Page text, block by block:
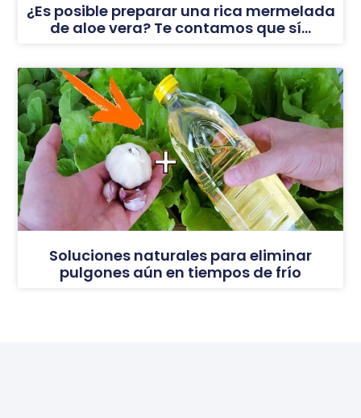
¿Es posible preparar una rica mermelada
de aloe vera? Te contamos que sí…
Soluciones naturales para eliminar
pulgones aún en tiempos de frío